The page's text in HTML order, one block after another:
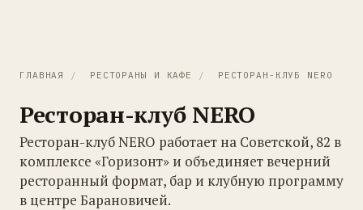
ГЛАВНАЯ / РЕСТОРАНЫ И КАФЕ / РЕСТОРАН-КЛУБ NERO
Ресторан-клуб NERO
Ресторан-клуб NERO работает на Советской, 82 в
комплексе «Горизонт» и объединяет вечерний
ресторанный формат, бар и клубную программу
в центре Барановичей.